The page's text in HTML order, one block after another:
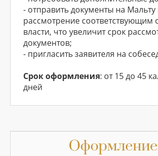
- отправить документы на Мальту
рассмотрение соответствующим
власти, что увеличит срок
документов;
- пригласить заявителя на
Срок оформления: от 15 до 45
дней
Оформление